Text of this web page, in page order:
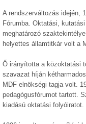
A rendszerváltozás idején,
Fórumba. Oktatási,
meghatározó
helyettes államtitkár volt a
Ő irányította a közoktatási
szavazat híján
MDF elnökségi tagja volt.
pedagógusfórumot tartott.
kiadású oktatási folyóiratot.